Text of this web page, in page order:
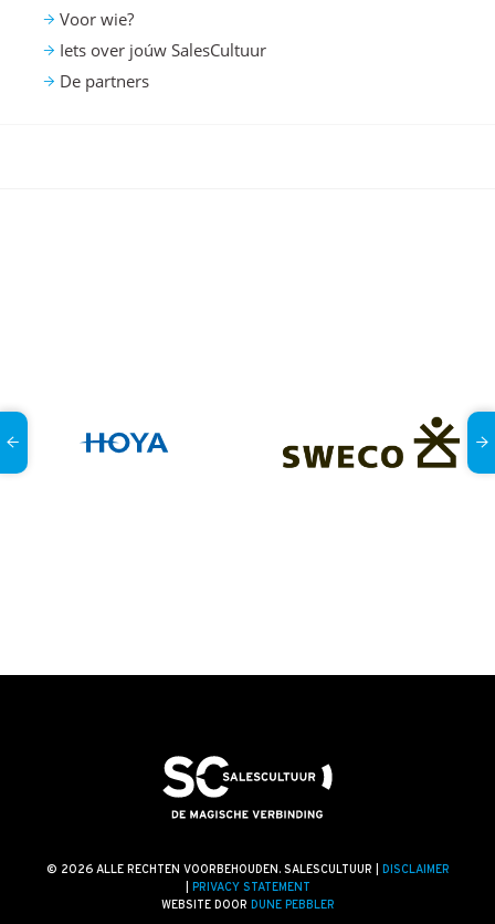
Voor wie?
Iets over joúw SalesCultuur
De partners
© 2026 ALLE RECHTEN VOORBEHOUDEN. SALESCULTUUR |
DISCLAIMER
PRIVACY STATEMENT
WEBSITE DOOR
DUNE PEBBLER